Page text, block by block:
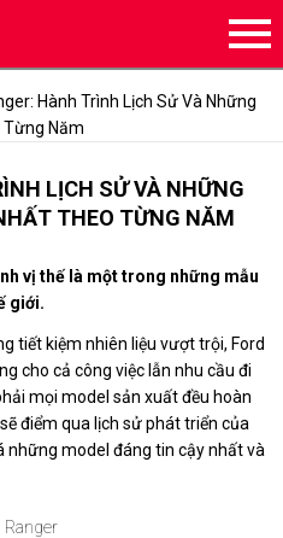
Hành Trình Lịch Sử Và Những
Từng Năm
LỊCH SỬ VÀ NHỮNG
THEO TỪNG NĂM
vị thế là một trong những mẫu
giới.
tiết kiệm nhiên liệu vượt trội, Ford
cho cả công việc lẫn nhu cầu đi
mọi model sản xuất đều hoàn
điểm qua lịch sử phát triển của
những model đáng tin cậy nhất và
Ranger